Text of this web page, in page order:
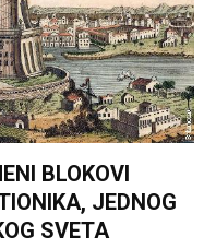
BLOKOVI
JEDNOG
SVETA